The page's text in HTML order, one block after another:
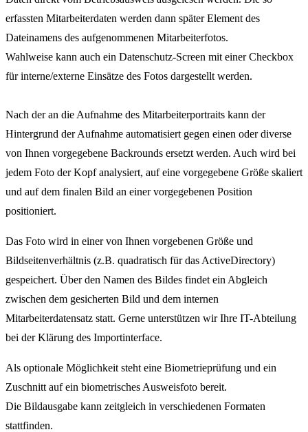
erfassten Mitarbeiterdaten werden dann später Element des
Dateinamens des aufgenommenen Mitarbeiterfotos.
Wahlweise kann auch ein Datenschutz-Screen mit einer Checkbox
für interne/externe Einsätze des Fotos dargestellt werden.
Nach der an die Aufnahme des Mitarbeiterportraits kann der
Hintergrund der Aufnahme automatisiert gegen einen oder diverse
von Ihnen vorgegebene Backrounds ersetzt werden. Auch wird bei
jedem Foto der Kopf analysiert, auf eine vorgegebene Größe skaliert
und auf dem finalen Bild an einer vorgegebenen Position
positioniert.
Das Foto wird in einer von Ihnen vorgebenen Größe und
Bildseitenverhältnis (z.B. quadratisch für das ActiveDirectory)
gespeichert. Über den Namen des Bildes findet ein Abgleich
zwischen dem gesicherten Bild und dem internen
Mitarbeiterdatensatz statt. Gerne unterstützen wir Ihre IT-Abteilung
bei der Klärung des Importinterface.
Als optionale Möglichkeit steht eine Biometrieprüfung und ein
Zuschnitt auf ein biometrisches Ausweisfoto bereit.
Die Bildausgabe kann zeitgleich in verschiedenen Formaten
stattfinden.